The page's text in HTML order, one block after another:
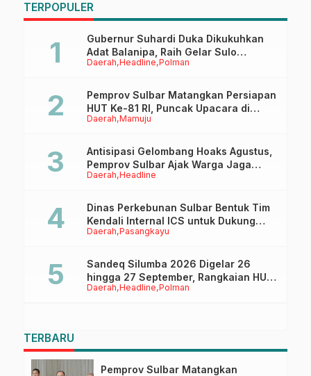
TERPOPULER
Daerah Headline Polman
Gubernur Suhardi Duka Dikukuhkan
Adat Balanipa, Raih Gelar Sulo
Tappidena
Daerah Mamuju
Pemprov Sulbar Matangkan Persiapan
HUT Ke-81 RI, Puncak Upacara di
Lapangan Ahmad Kirang
Daerah Headline
Antisipasi Gelombang Hoaks Agustus,
Pemprov Sulbar Ajak Warga Jaga
Ruang Digital
Daerah Pasangkayu
Dinas Perkebunan Sulbar Bentuk Tim
Kendali Internal ICS untuk Dukung
Sertifikasi ISPO Pekebun di
Daerah Headline Polman
Sandeq Silumba 2026 Digelar 26
hingga 27 September, Rangkaian HUT
Sulbar
TERBARU
Pemprov Sulbar Matangkan